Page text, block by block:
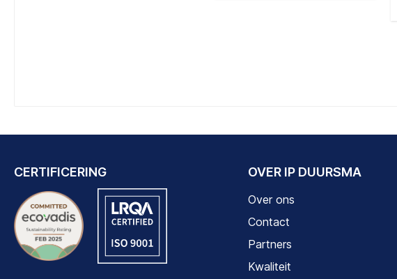
OVER IP DUURSMA
Over ons
Contact
Partners
Kwaliteit
CERTIFICERING